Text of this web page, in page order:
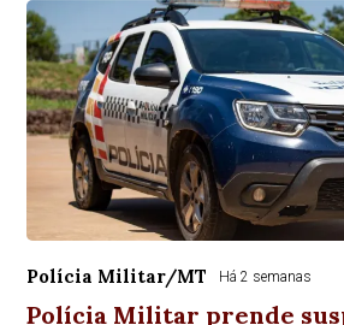
Polícia Militar/MT Há 2 semanas
Polícia Militar prende